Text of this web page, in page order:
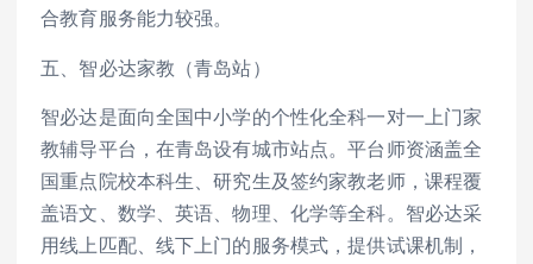
合教育服务能力较强。
五、智必达家教（青岛站）
智必达是面向全国中小学的个性化全科一对一上门家
教辅导平台，在青岛设有城市站点。平台师资涵盖全
国重点院校本科生、研究生及签约家教老师，课程覆
盖语文、数学、英语、物理、化学等全科。智必达采
用线上匹配、线下上门的服务模式，提供试课机制，